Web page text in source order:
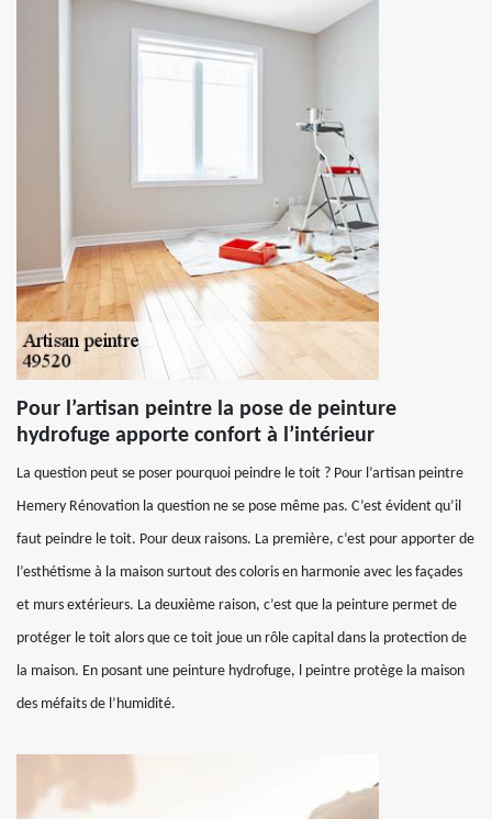
Pour l’artisan peintre la pose de peinture
hydrofuge apporte confort à l’intérieur
La question peut se poser pourquoi peindre le toit ? Pour l’artisan peintre
Hemery Rénovation la question ne se pose même pas. C’est évident qu’il
faut peindre le toit. Pour deux raisons. La première, c’est pour apporter de
l’esthétisme à la maison surtout des coloris en harmonie avec les façades
et murs extérieurs. La deuxième raison, c’est que la peinture permet de
protéger le toit alors que ce toit joue un rôle capital dans la protection de
la maison. En posant une peinture hydrofuge, l peintre protège la maison
des méfaits de l’humidité.